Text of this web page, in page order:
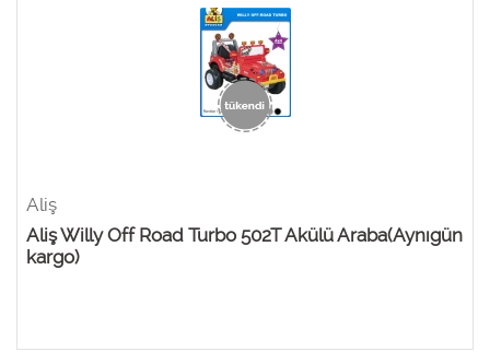
Aliş
Aliş Willy Off Road Turbo 502T Akülü Araba(Aynıgün
kargo)